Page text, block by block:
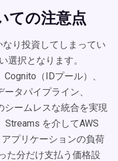
ての注意点
り投資してしまってい
選択となります。
（IDプール）、
タパイプライン、
シームレスな統合を実現
Streams を介してAWS
プリケーションの負荷
た分だけ支払う価格設